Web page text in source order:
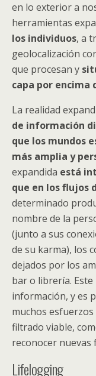
en lo exterior a
herramientas
los individuos, a
geolocalización
que procesan y
capa por encima
La realidad
de información
que los mundos
más amplia y
expandida está
que en los flujos
determinado
nombre de la
(junto a sus
de su karma), los
dejados por los
bar o librería.
información, y es
muchos
filtrado viable,
reconocer nuevas
Lifelogging